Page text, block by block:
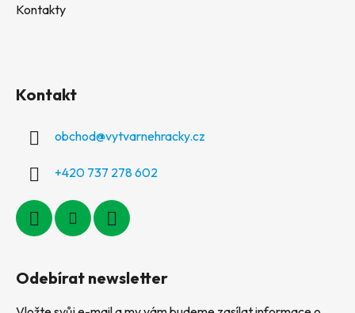
Kontakty
Kontakt
obchod@vytvarnehracky.cz
+420 737 278 602
Odebírat newsletter